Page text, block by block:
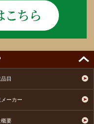
目
メーカー
概要